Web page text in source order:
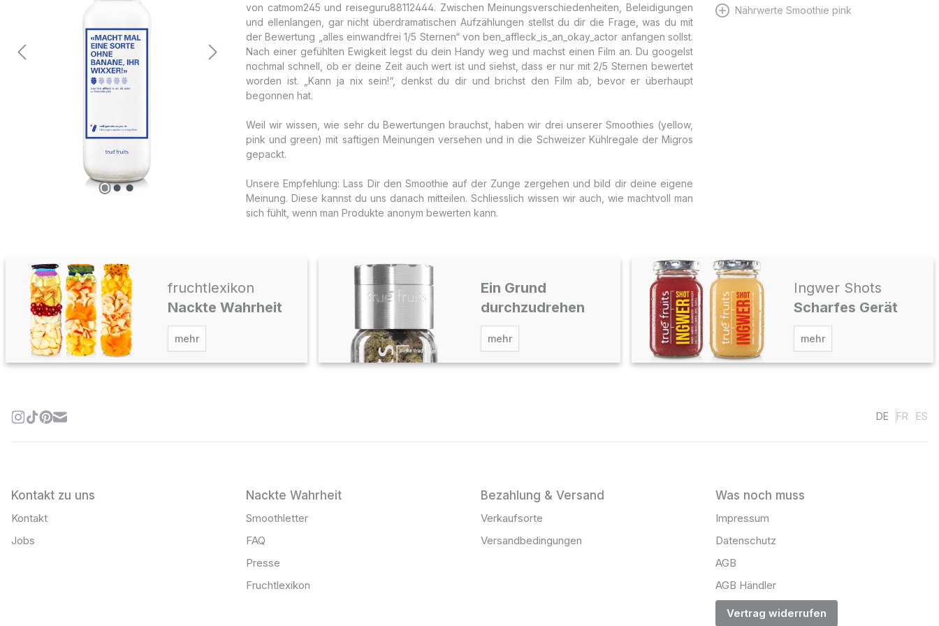
von catmom245 und reiseguru88112444. Zwischen Meinungsverschiedenheiten, Beleidigungen
und ellenlangen, gar nicht überdramatischen Aufzählungen stellst du dir die Frage, was du mit
der Bewertung „alles einwandfrei 1/5 Sternen“ von ben_affleck_is_an_okay_actor anfangen sollst.
Nach einer gefühlten Ewigkeit legst du dein Handy weg und machst einen Film an. Du googelst
nochmal schnell, ob er deine Zeit auch wert ist und siehst, dass er nur mit 2/5 Sternen bewertet
worden ist. „Kann ja nix sein!“, denkst du dir und brichst den Film ab, bevor er überhaupt
begonnen hat.
Weil wir wissen, wie sehr du Bewertungen brauchst, haben wir drei unserer Smoothies (yellow,
pink und green) mit saftigen Meinungen versehen und in die Schweizer Kühlregale der Migros
gepackt.
Unsere Empfehlung: Lass Dir den Smoothie auf der Zunge zergehen und bild dir deine eigene
Meinung. Diese kannst du uns danach mitteilen. Schliesslich wissen wir auch, wie machtvoll man
sich fühlt, wenn man Produkte anonym bewerten kann.
Nährwerte Smoothie pink
fruchtlexikon
Nackte Wahrheit
mehr
Ein Grund
durchzudrehen
mehr
Ingwer Shots
Scharfes Gerät
mehr
DE FR ES
Kontakt zu uns
Kontakt
Jobs
Nackte Wahrheit
Smoothletter
FAQ
Presse
Fruchtlexikon
Bezahlung & Versand
Verkaufsorte
Versandbedingungen
Was noch muss
Impressum
Datenschutz
AGB
AGB Händler
Vertrag widerrufen